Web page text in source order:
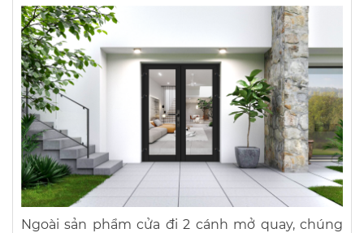
Ngoài sản phẩm cửa đi 2 cánh mở quay, chúng